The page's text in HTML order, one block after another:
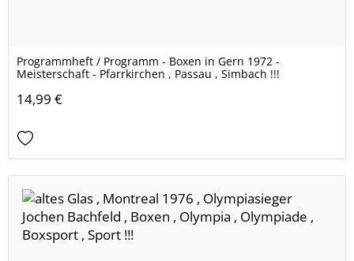
Programmheft / Programm - Boxen in Gern 1972 -
Meisterschaft - Pfarrkirchen , Passau , Simbach !!!
14,99 €